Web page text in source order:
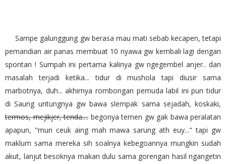
Sampe galunggung gw berasa mau mati sebab kecapen, tetapi
pemandian air panas membuat 10 nyawa gw kembali lagi dengan
spontan ! Sumpah ini pertama kalinya gw ngegembel anjer.. dan
masalah terjadi ketika... tidur di mushola tapi diusir sama
marbotnya, duh... akhirnya rombongan pemuda labil ini pun tidur
di Saung untungnya gw bawa slempak sama sejadah, koskaki,
termos, mejikjer, tenda.... begonya temen gw gak bawa peralatan
apapun, "mun ceuk aing mah mawa sarung ath euy..." tapi gw
maklum sama mereka sih soalnya kebegoannya mungkin sudah
akut, lanjut besoknya makan dulu sama gorengan hasil ngangetin